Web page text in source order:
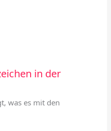
in der
was es mit den